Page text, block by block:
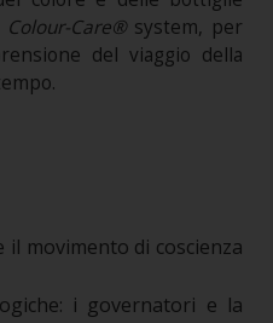
Colour-Care®system, per
del viaggio della
il movimento di coscienza
i governatori e la